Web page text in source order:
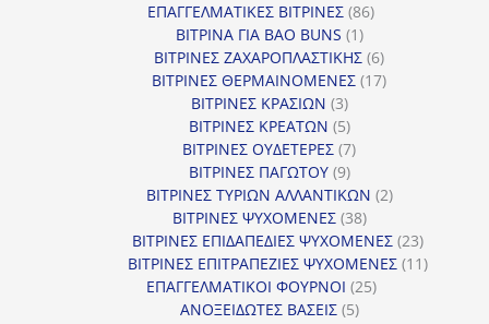
προϊόντα
ΕΠΑΓΓΕΛΜΑΤΙΚΕΣ ΒΙΤΡΙΝΕΣ 8686
ΒΙΤΡΙΝΑ ΓΙΑ BAO BUNS 11
προϊόν
ΒΙΤΡΙΝΕΣ ΖΑΧΑΡΟΠΛΑΣΤΙΚΗΣ 66
προϊόντα
ΒΙΤΡΙΝΕΣ ΘΕΡΜΑΙΝΟΜΕΝΕΣ 1717
ΒΙΤΡΙΝΕΣ ΚΡΑΣΙΩΝ 33
προϊόντα
ΒΙΤΡΙΝΕΣ ΚΡΕΑΤΩΝ 55
προϊόντα
ΒΙΤΡΙΝΕΣ ΟΥΔΕΤΕΡΕΣ 77
ΒΙΤΡΙΝΕΣ ΠΑΓΩΤΟΥ 99
προϊόντα
ΒΙΤΡΙΝΕΣ ΤΥΡΙΩΝ ΑΛΛΑΝΤΙΚΩΝ 22
ΒΙΤΡΙΝΕΣ ΨΥΧΟΜΕΝΕΣ 3838
προϊόντα
ΒΙΤΡΙΝΕΣ ΕΠΙΔΑΠΕΔΙΕΣ ΨΥΧΟΜΕΝΕΣ 2323
προϊόντα
ΒΙΤΡΙΝΕΣ ΕΠΙΤΡΑΠΕΖΙΕΣ ΨΥΧΟΜΕΝΕΣ 1111
ΕΠΑΓΓΕΛΜΑΤΙΚΟΙ ΦΟΥΡΝΟΙ 2525
ΑΝΟΞΕΙΔΩΤΕΣ ΒΑΣΕΙΣ 55